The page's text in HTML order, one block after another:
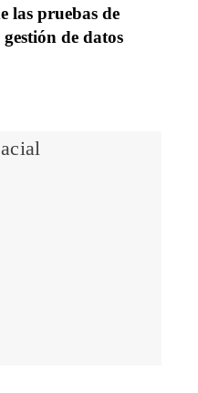
las pruebas de
de datos